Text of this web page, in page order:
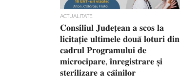
ACTUALITATE
𝐂𝐨𝐧𝐬𝐢𝐥𝐢𝐮𝐥 𝐉𝐮𝐝𝐞𝐭̦𝐞𝐚𝐧 𝐚 𝐬𝐜𝐨𝐬 𝐥𝐚
𝐥𝐢𝐜𝐢𝐭𝐚𝐭̦𝐢𝐞 𝐮𝐥𝐭𝐢𝐦𝐞𝐥𝐞 𝐝𝐨𝐮𝐚̆ 𝐥𝐨𝐭𝐮𝐫𝐢 𝐝𝐢𝐧
𝐜𝐚𝐝𝐫𝐮𝐥 𝐏𝐫𝐨𝐠𝐫𝐚𝐦𝐮𝐥𝐮𝐢 𝐝𝐞
𝐦𝐢𝐜𝐫𝐨𝐜𝐢𝐩𝐚𝐫𝐞, 𝐢̂𝐧𝐫𝐞𝐠𝐢𝐬𝐭𝐫𝐚𝐫𝐞 𝐬̦𝐢
𝐬𝐭𝐞𝐫𝐢𝐥𝐢𝐳𝐚𝐫𝐞 𝐚 𝐜𝐚̂𝐢𝐧𝐢𝐥𝐨𝐫